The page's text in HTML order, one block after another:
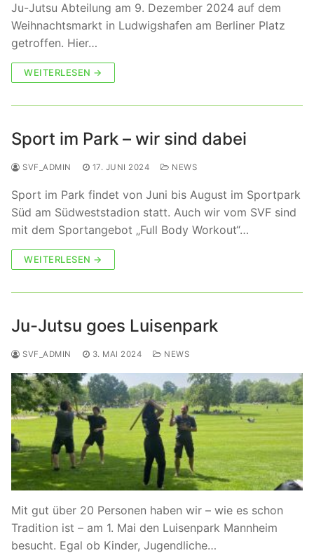
Ju-Jutsu Abteilung am 9. Dezember 2024 auf dem
Weihnachtsmarkt in Ludwigshafen am Berliner Platz
getroffen. Hier…
WEITERLESEN →
Sport im Park – wir sind dabei
SVF_ADMIN 17. JUNI 2024 NEWS
Sport im Park findet von Juni bis August im Sportpark
Süd am Südweststadion statt. Auch wir vom SVF sind
mit dem Sportangebot „Full Body Workout“…
WEITERLESEN →
Ju-Jutsu goes Luisenpark
SVF_ADMIN 3. MAI 2024 NEWS
Mit gut über 20 Personen haben wir – wie es schon
Tradition ist – am 1. Mai den Luisenpark Mannheim
besucht. Egal ob Kinder, Jugendliche…